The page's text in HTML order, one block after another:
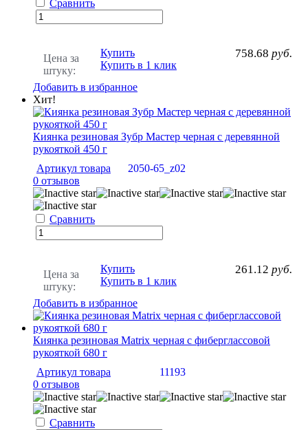
Сравнить
Цена за
штуку:
758.68 руб.
Купить
Купить в 1 клик
Добавить в избранное
Хит!
Киянка резиновая Зубр Мастер черная с деревянной
рукояткой 450 г
Артикул товара
2050-65_z02
0 отзывов
Сравнить
Цена за
штуку:
261.12 руб.
Купить
Купить в 1 клик
Добавить в избранное
Киянка резиновая Matrix черная с фиберглассовой
рукояткой 680 г
Артикул товара
11193
0 отзывов
Сравнить